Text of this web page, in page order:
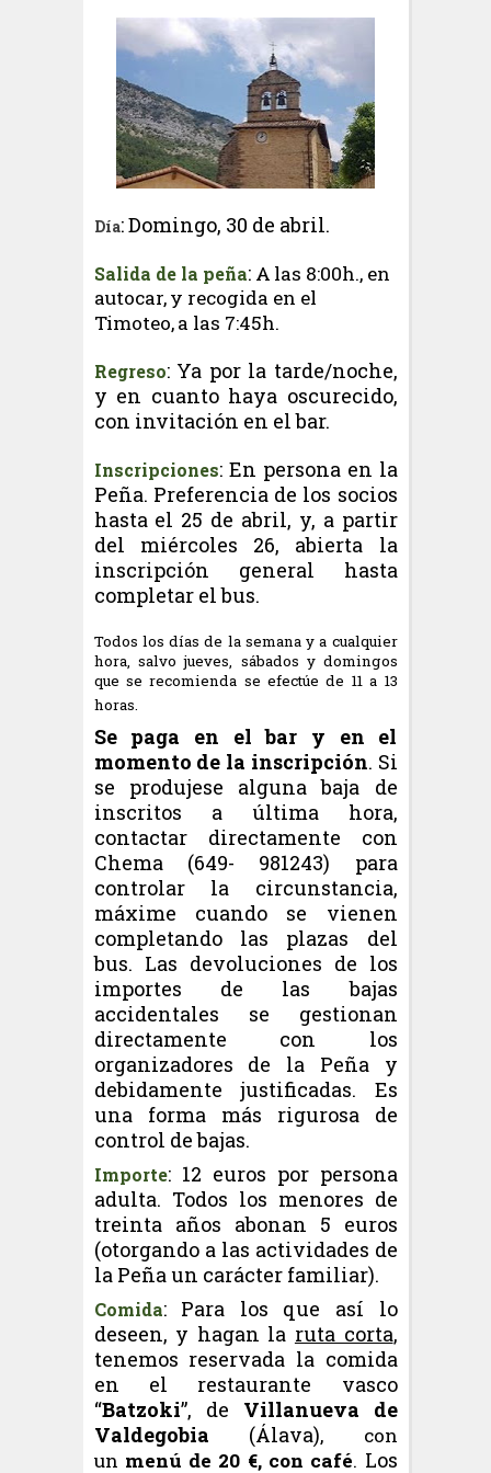
Día: Domingo, 30 de abril.
Salida de la peña: A las 8:00h., en
autocar,y recogida en el
Timoteo,a las 7:45h.
Regreso: Ya por la tarde/noche,
y en cuanto haya oscurecido,
con invitación en el bar.
Inscripciones: En persona en la
Peña. Preferencia de los socios
hasta el 25 de abril, y, a partir
del miércoles 26, abierta la
inscripción general hasta
completar el bus.
Todos los días de la semana y a cualquier
hora, salvo jueves, sábados y domingos
que se recomienda se efectúe de 11 a 13
horas.
Se paga en el bar y en el
momento de la inscripción. Si
se produjese alguna baja de
inscritos a última hora,
contactar directamente con
Chema (649- 981243) para
controlar la circunstancia,
máxime cuando se vienen
completando las plazas del
bus. Las devoluciones de los
importes de las bajas
accidentales se gestionan
directamente con los
organizadores de la Peña y
debidamente justificadas. Es
una forma más rigurosa de
control de bajas.
Importe: 12 euros por persona
adulta. Todos los menores de
treinta años abonan 5 euros
(otorgando a las actividades de
la Peña un carácter familiar).
Comida: Para los que así lo
deseen, y hagan la ruta corta,
tenemos reservada la comida
en el restaurante vasco
“Batzoki”, de Villanueva de
Valdegobia (Álava), con
un menú de 20 €, con café. Los